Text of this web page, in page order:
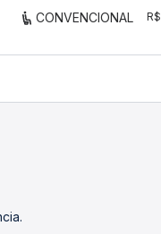
CONVENCIONAL R$